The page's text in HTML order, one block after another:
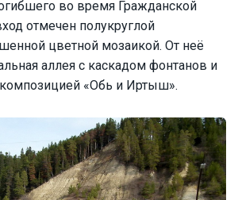
во время Гражданской
отмечен полукруглой
цветной мозаикой. От неё
аллея с каскадом фонтанов и
«Обь и Иртыш».